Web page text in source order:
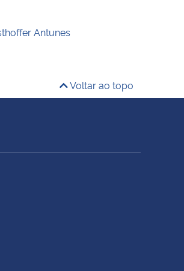
Antunes
Voltar ao topo